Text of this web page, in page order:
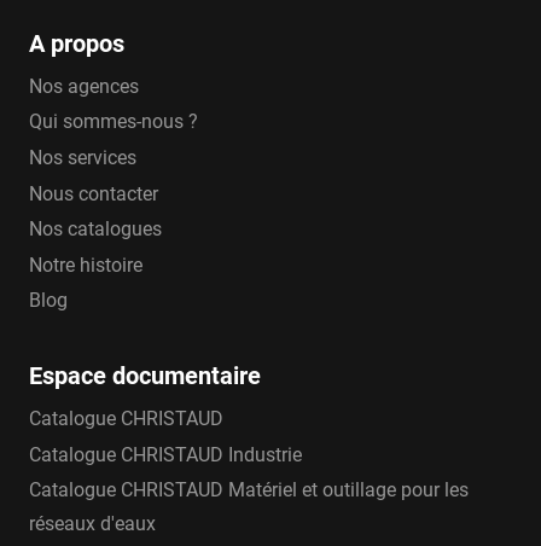
A propos
Nos agences
Qui sommes-nous ?
Nos services
Nous contacter
Nos catalogues
Notre histoire
Blog
Espace documentaire
Catalogue CHRISTAUD
Catalogue CHRISTAUD Industrie
Catalogue CHRISTAUD Matériel et outillage pour les
réseaux d'eaux